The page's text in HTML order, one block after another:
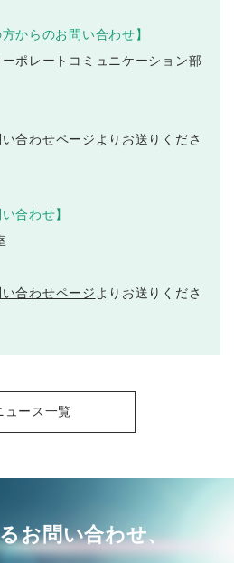
からのお問い合わせ】
ポレートコミュニケーション部
合わせページ よりお送りくださ
合わせ】
合わせページ よりお送りくださ
ュース一覧
お問い合わせ、